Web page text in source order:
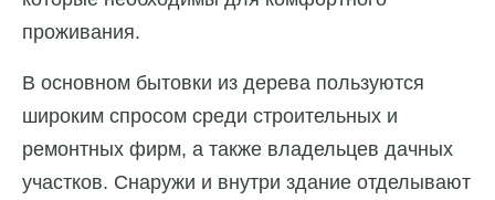
проживания.
В основном бытовки из дерева пользуются
широким спросом среди строительных и
ремонтных фирм, а также владельцев дачных
участков. Снаружи и внутри здание отделывают